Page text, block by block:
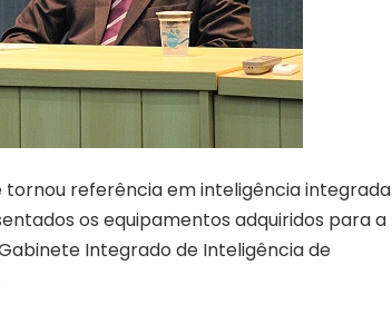
tornou referência em inteligência integrada
os equipamentos adquiridos para a
Integrado de Inteligência de